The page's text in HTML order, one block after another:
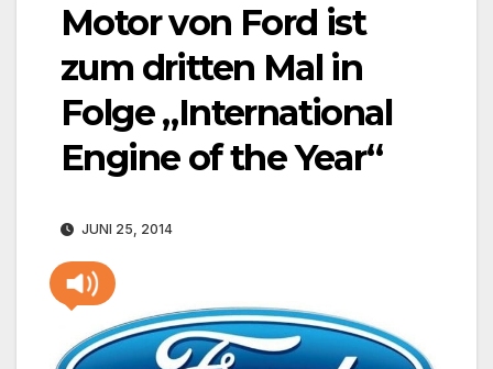
Motor von Ford ist
zum dritten Mal in
Folge „International
Engine of the Year“
JUNI 25, 2014